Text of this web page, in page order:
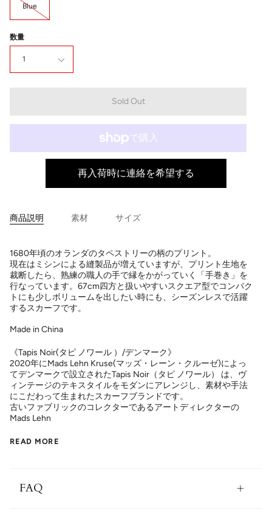
Blue
数量
1
Sold Out
再入荷時に連絡を希望する
商品説明 素材 サイズ
1680年頃のオランダのタペストリーの柄のプリント。
現在はミシンによる縫製品が増えていますが、プリント生地を
裁断したら、熟練の職人の手で縁をかがっていく「手巻き」を
行なっています。67cm四方と扱いやすいスクエア型でコンパク
トにも少しボリュームを出したい時にも、シーズンレスで活躍
するスカーフです。
Made in China
《Tapis Noir(タピ ノワール ）/デンマーク》
2020年にMads Lehn Kruse(マッズ・レーン・クルーゼ)によっ
てデンマークで設立されたTapis Noir（タピ ノワール） は、ヴ
ィンテージのテキスタイルをモダンにアレンジし、素材や手法
にこだわって生まれたスカーフブランドです。
古いファブリックのコレクターであるアートディレクターの
Mads Lehn
READ MORE
FAQ